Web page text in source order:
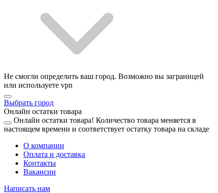
Не смогли определить ваш город. Возможно вы заграницей
или используете vpn
Выбрать город
Онлайн остатки товара
Онлайн остатки товара! Количество товара меняется в
настоящем времени и соответствует остатку товара на складе
О компании
Оплата и доставка
Контакты
Вакансии
Написать нам